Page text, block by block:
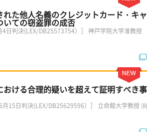
た他人名義のクレジットカード・キャ
いての窃盗罪の成否
4日判決(LEX/DB25573754）］ 神戸学院大学准教授
ける合理的疑いを超えて証明すべき事
月15日判決(LEX/DB25629596）］ 立命館大学教授 渕